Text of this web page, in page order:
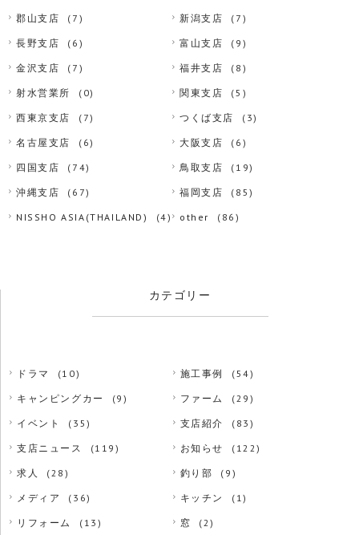
郡山支店 (7) 新潟支店 (7)
長野支店 (6) 富山支店 (9)
金沢支店 (7) 福井支店 (8)
射水営業所 (0) 関東支店 (5)
西東京支店 (7) つくば支店 (3)
名古屋支店 (6) 大阪支店 (6)
四国支店 (74) 鳥取支店 (19)
沖縄支店 (67) 福岡支店 (85)
NISSHO ASIA(THAILAND) (4) other (86)
カテゴリー
ドラマ (10) 施工事例 (54)
キャンピングカー (9) ファーム (29)
イベント (35) 支店紹介 (83)
支店ニュース (119) お知らせ (122)
求人 (28) 釣り部 (9)
メディア (36) キッチン (1)
リフォーム (13) 窓 (2)